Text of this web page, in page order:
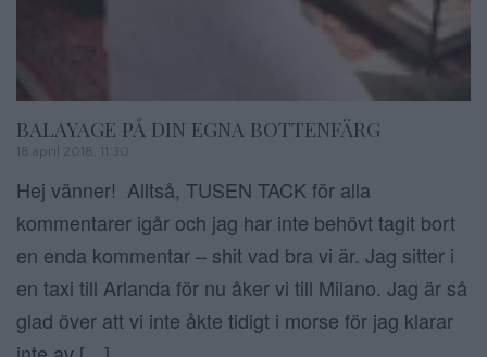
BALAYAGE PÅ DIN EGNA BOTTENFÄRG
18 april 2018, 11:30
Hej vänner! Alltså, TUSEN TACK för alla
kommentarer igår och jag har inte behövt tagit bort
en enda kommentar – shit vad bra vi är. Jag sitter i
en taxi till Arlanda för nu åker vi till Milano. Jag är så
glad över att vi inte åkte tidigt i morse för jag klarar